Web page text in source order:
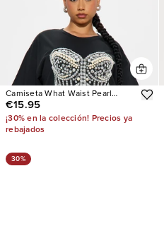
Camiseta What Waist Pearl
Oversized
€15.95
¡30% en la colección! Precios ya
rebajados
30%